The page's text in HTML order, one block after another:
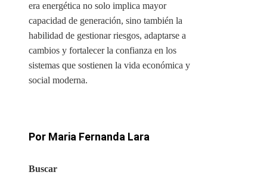
era energética no solo implica mayor
capacidad de generación, sino también la
habilidad de gestionar riesgos, adaptarse a
cambios y fortalecer la confianza en los
sistemas que sostienen la vida económica y
social moderna.
Por Maria Fernanda Lara
Buscar